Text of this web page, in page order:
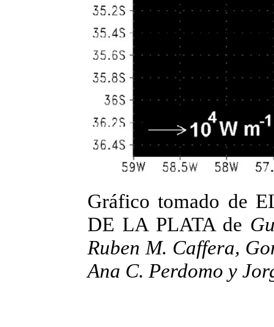
Gráfico tomado de
DE LA PLATA de
Ruben M. Caffera,
Ana C. Perdomo y